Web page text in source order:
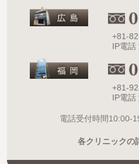
+81-
IP電話
+81-
IP電話
電話受付時間10:00-
各クリニックの